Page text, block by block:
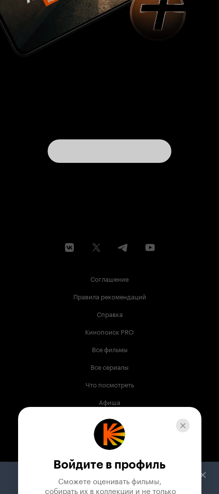
Соглашение
Правила рекомендаций
Справка
Кинопоиск PRO
Все фильмы
Все сериалы
Что посмотреть
Афиша
Музыка
Телепрограмма
Служба поддержки
Войдите в профиль
Сможете оценивать фильмы,
собирать их в коллекции и не только